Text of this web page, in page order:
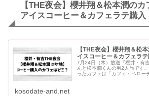
【THE夜会】櫻井翔＆松本潤のカ
アイスコーヒー＆カフェラテ購入
【THE夜会】櫻井翔＆松
イスコーヒー＆カフェラテ
7月24日（木）放送『櫻井・有
んと松本潤くんの男2人旅です。 2人がコーヒーを買いに
ったカフェは「カフェ・ベローチ
kosodate-and.net